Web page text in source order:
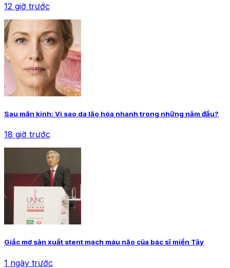
12 giờ trước
Sau mãn kinh: Vì sao da lão hóa nhanh trong những năm đầu?
18 giờ trước
Giấc mơ sản xuất stent mạch máu não của bác sĩ miền Tây
1 ngày trước